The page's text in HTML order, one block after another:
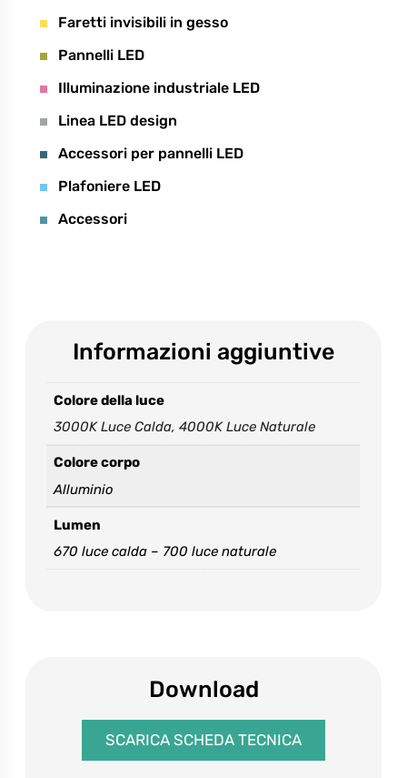
Accetto e dichiaro di aver letto l’
privacy*
Please
leave
Faretti invisibili in gesso
Pannelli LED
Illuminazione industriale LED
Linea LED design
Accessori per pannelli LED
Plafoniere LED
Accessori
Informazioni aggiuntive
Colore della luce
3000K Luce Calda, 4000K Luce Naturale
Colore corpo
Alluminio
Lumen
670 luce calda – 700 luce naturale
Download
SCARICA SCHEDA TECNICA